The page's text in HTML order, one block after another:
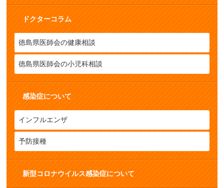
ドクターコラム
徳島県医師会の健康相談
徳島県医師会の小児科相談
感染症について
インフルエンザ
予防接種
新型コロナウイルス感染症について